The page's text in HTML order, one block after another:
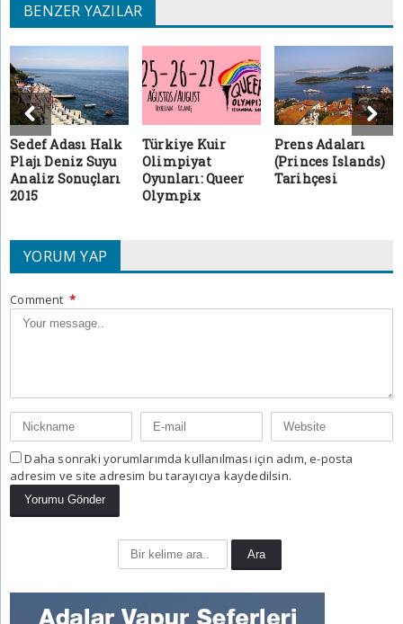
BENZER YAZILAR
Sedef Adası Halk
Plajı Deniz Suyu
Analiz Sonuçları
2015
Türkiye Kuir
Olimpiyat
Oyunları: Queer
Olympix
Prens Adaları
(Princes Islands)
Tarihçesi
YORUM YAP
Comment *
Daha sonraki yorumlarımda kullanılması için adım, e-posta
adresim ve site adresim bu tarayıcıya kaydedilsin.